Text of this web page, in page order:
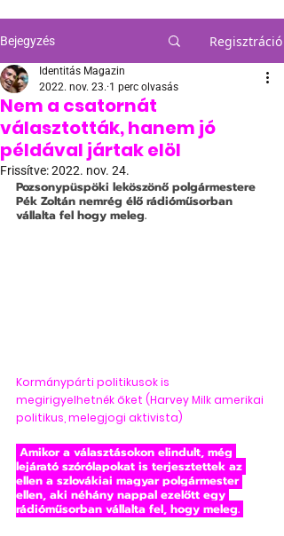
Bejegyzés Regisztráció
Nem a csatornát
választották, hanem jó
példával jártak elöl
Identitás Magazin
2022. nov. 23. 1 perc olvasás
Frissítve:2022. nov. 24.
Pozsonypüspöki leköszönő polgármestere
Pék Zoltán nemrég élő rádióműsorban
vállalta fel hogy meleg.
Kormánypárti politikusok is
megirigyelhetnék őket (Harvey Milk amerikai
politikus, melegjogi aktivista)
lejárató szórólapokat is terjesztettek az
ellen a szlovákiai magyar polgármester
ellen, aki néhány nappal ezelőtt egy
rádióműsorban vállalta fel, hogy meleg.